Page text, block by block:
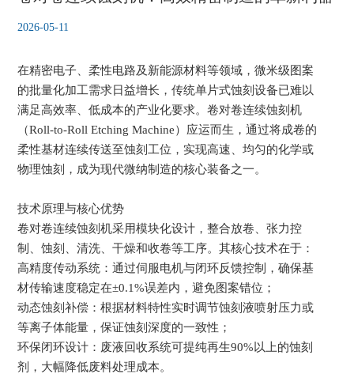
2026-05-11
在精密电子、柔性电路及新能源材料等领域，微米级图案
的批量化加工需求日益增长，传统单片式蚀刻设备已难以
满足高效率、低成本的产业化要求。卷对卷连续蚀刻机
（Roll-to-Roll Etching Machine）应运而生，通过将成卷的
柔性基材连续传送至蚀刻工位，实现高速、均匀的化学或
物理蚀刻，成为现代微纳制造的核心装备之一。
技术原理与核心优势
卷对卷连续蚀刻机采用模块化设计，整合放卷、张力控
制、蚀刻、清洗、干燥和收卷等工序。其核心技术在于：
高精度传动系统：通过伺服电机与闭环反馈控制，确保基
材传输速度稳定在±0.1%误差内，避免图案错位；
动态蚀刻补偿：根据材料特性实时调节蚀刻液喷射压力或
等离子体能量，保证蚀刻深度的一致性；
环保闭环设计：废液回收系统可提纯再生90%以上的蚀刻
剂，大幅降低废料处理成本。